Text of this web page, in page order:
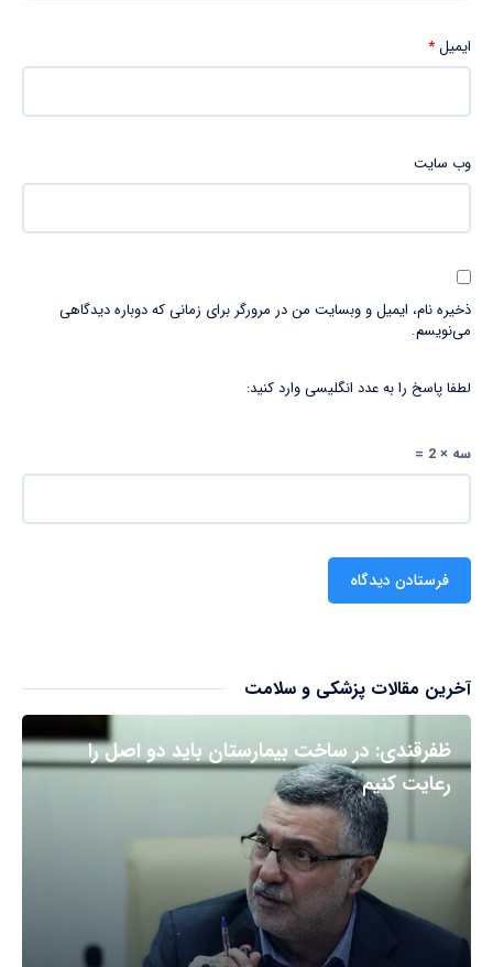
ایمیل*
وب‌ سایت
ذخیره نام، ایمیل و وبسایت من در مرورگر برای زمانی که دوباره دیدگاهی
می‌نویسم.
لطفا پاسخ را به عدد انگلیسی وارد کنید:
سه × 2 =
آخرین مقالات پزشکی و سلامت
ظفرقندی: در ساخت بیمارستان باید دو اصل را
رعایت کنیم